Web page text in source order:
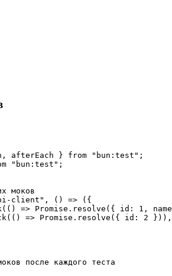
afterEach } from "bun:test" ;
"bun:test" ;
моков
client" , () => ({
(() => Promise . resolve ({ id: 1 ,
(() => Promise . resolve ({ id: 2 })),
после каждого теста